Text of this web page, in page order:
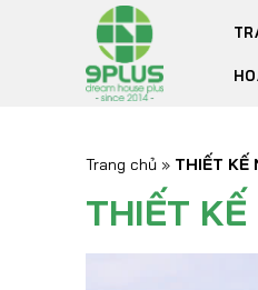
Trang chủ » THIẾT KẾ
THIẾT